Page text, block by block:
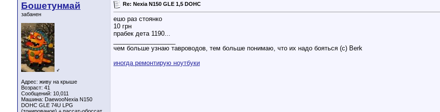
Бошетунмай
забанен
♂
Адрес: живу на крыше
Возраст: 41
Сообщений: 10,011
Машина: DaewooNexia N150
DOHC GLE 74U LPG
Re: Nexia N150 GLE 1,5 DOHC
ешо раз стоянко
10 грн
прабек дета 1190...
чем больше узнаю тавроводов, тем больше понимаю, что их надо бояться (с) Berk
иногда ремонтирую ноутбуки